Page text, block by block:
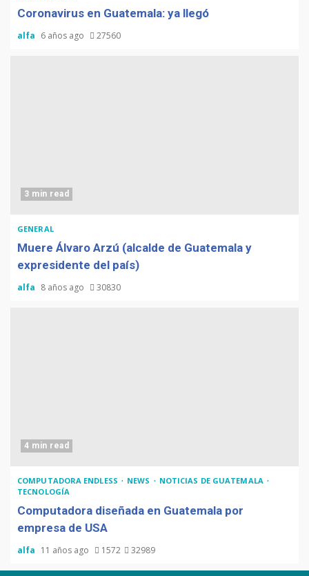
Coronavirus en Guatemala: ya llegó
alfa 6 años ago 27560
3 min read
GENERAL
Muere Álvaro Arzú (alcalde de Guatemala y
expresidente del país)
alfa 8 años ago 30830
4 min read
COMPUTADORA ENDLESS NEWS
NOTICIAS DE GUATEMALA
TECNOLOGÍA
Computadora diseñada en Guatemala por
empresa de USA
alfa 11 años ago 1572 32989